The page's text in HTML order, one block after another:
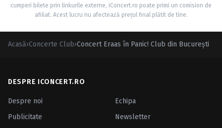
cumperi bilete prin linkurile externe, iConcert.ro poate primi un comision de
afiliat. Acest lucru nu afectează prețul final plătit de tine.
Acasă›Concerte Club›Concert Eraas în Panic! Club din Bucureşti
DESPRE ICONCERT.RO
Despre noi
Echipa
Publicitate
Newsletter